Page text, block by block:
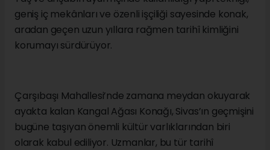
geniş iç mekânları ve özenli işçiliği sayesinde konak,
aradan geçen uzun yıllara rağmen tarihî kimliğini
korumayı sürdürüyor.
Çarşıbaşı Mahallesi’nde zamana meydan okuyarak
ayakta kalan Kangal Ağası Konağı, Sivas’ın geçmişini
bugüne taşıyan önemli kültür varlıklarından biri
olarak kabul ediliyor. Uzmanlar, bu tür tarihî